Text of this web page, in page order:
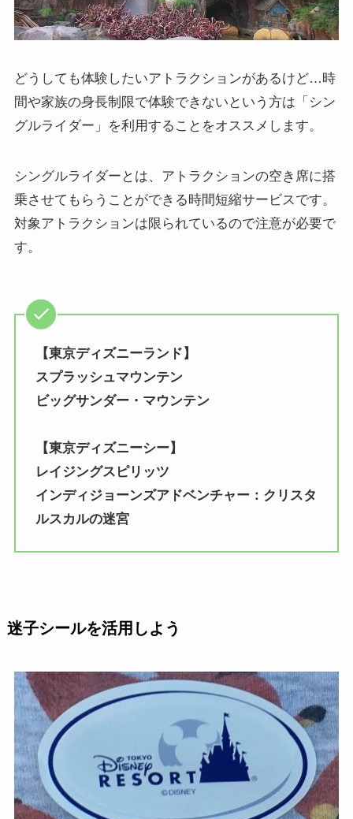
どうしても体験したいアトラクションがあるけど…時
間や家族の身長制限で体験できないという方は「シン
グルライダー」を利用することをオススメします。
シングルライダーとは、アトラクションの空き席に搭
乗させてもらうことができる時間短縮サービスです。
対象アトラクションは限られているので注意が必要で
す。
【東京ディズニーランド】
スプラッシュマウンテン
ビッグサンダー・マウンテン
【東京ディズニーシー】
レイジングスピリッツ
インディジョーンズアドベンチャー：クリスタ
ルスカルの迷宮
迷子シールを活用しよう